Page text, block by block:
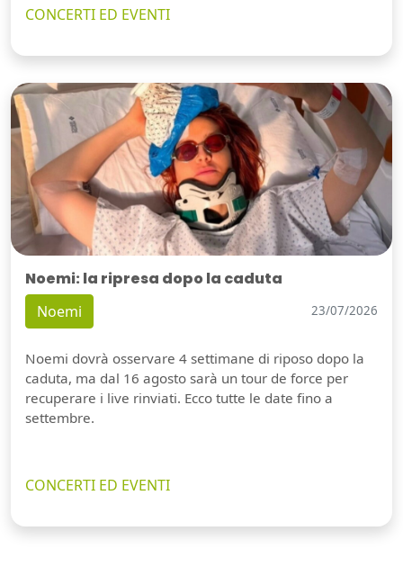
CONCERTI ED EVENTI
Noemi: la ripresa dopo la caduta
Noemi 23/07/2026
Noemi dovrà osservare 4 settimane di riposo dopo la
caduta, ma dal 16 agosto sarà un tour de force per
recuperare i live rinviati. Ecco tutte le date fino a
settembre.
CONCERTI ED EVENTI